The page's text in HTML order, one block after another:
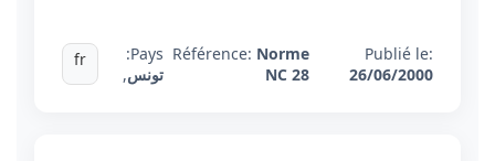
Publié le:
26/06/2000
Référence: Norme
NC 28
Pays:
تونس,
fr